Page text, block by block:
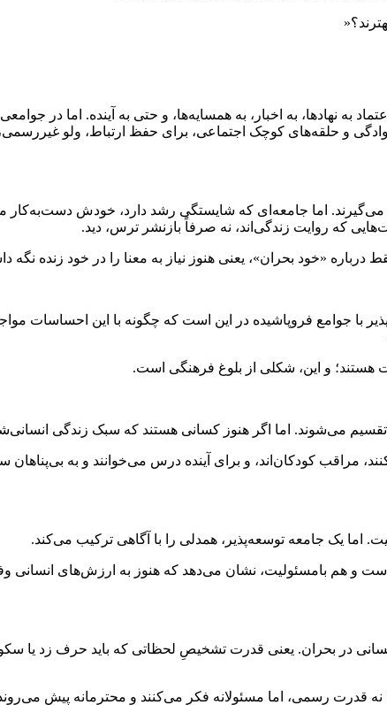
نهادها، به اخبار، به همسایه‌ها، و حتی به آینده. اما در
و حلقه‌های کوچک اجتماعی، برای حفظ ارتباط، ولو
می‌گیرند. اما جامعه‌ای که شایستگی رشد دارد، خودش
که روایت زندگی‌اند، نه صرفاً بازنشر ترس، دید.
«خود بحران»، یعنی هنوز نیاز به معنا را در خود زنده نگه
با جوامع فروپاشیده در این است که چگونه با این احساسات
هستند؛ و این، شکلی از بلوغ فرهنگی است.
می‌شوند. اما اگر هنوز کسانی هستند که سبک زندگی
مراقب کودکان‌اند، و برای آینده درس می‌خوانند و به
اما یک جامعه توسعه‌پذیر، همدلی را با آگاهی ترکیب می‌کند.
بامسئولیت، نشان می‌دهد که هنوز به ارزش‌های انسانی
در بحران. یعنی قدرت تشخیصِ لحظاتی که باید حرف زد یا
نه قدرت رسمی، اما مسئولانه فکر می‌کنند و محترمانه پیش